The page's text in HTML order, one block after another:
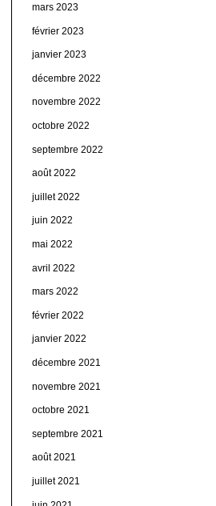
mars 2023
février 2023
janvier 2023
décembre 2022
novembre 2022
octobre 2022
septembre 2022
août 2022
juillet 2022
juin 2022
mai 2022
avril 2022
mars 2022
février 2022
janvier 2022
décembre 2021
novembre 2021
octobre 2021
septembre 2021
août 2021
juillet 2021